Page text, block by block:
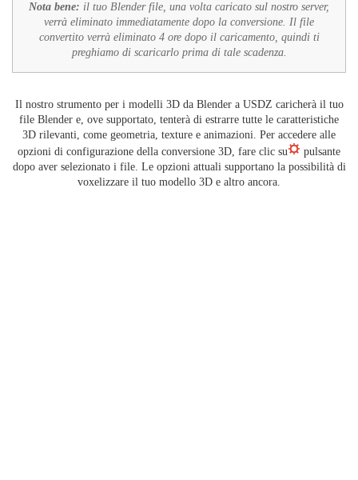
Nota bene: il tuo Blender file, una volta caricato sul nostro server,
verrà eliminato immediatamente dopo la conversione. Il file
convertito verrà eliminato 4 ore dopo il caricamento, quindi ti
preghiamo di scaricarlo prima di tale scadenza.
Il nostro strumento per i modelli 3D da Blender a USDZ caricherà il tuo
file Blender e, ove supportato, tenterà di estrarre tutte le caratteristiche
3D rilevanti, come geometria, texture e animazioni. Per accedere alle
opzioni di configurazione della conversione 3D, fare clic su
pulsante
dopo aver selezionato i file. Le opzioni attuali supportano la possibilità di
voxelizzare il tuo modello 3D e altro ancora.